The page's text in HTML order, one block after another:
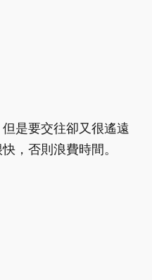
是要交往卻又很遙遠
，否則浪費時間。